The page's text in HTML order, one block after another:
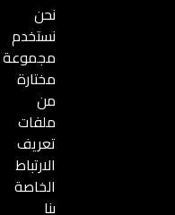
نحن
نستخدم
مجموعة
مختارة
من
ملفات
تعريف
الارتباط
الخاصة